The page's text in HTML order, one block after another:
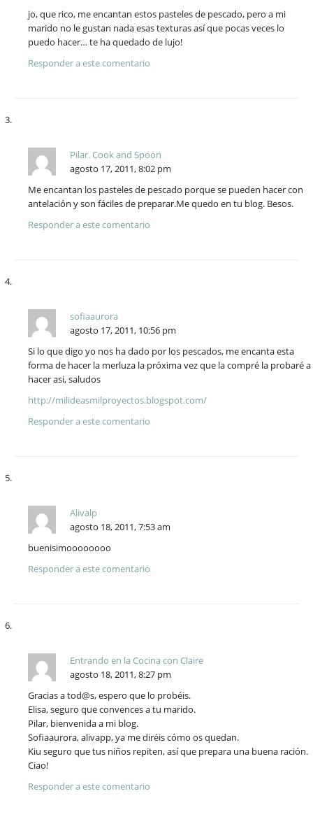
jo, que rico, me encantan estos pasteles de pescado, pero a mi
marido no le gustan nada esas texturas así que pocas veces lo
puedo hacer… te ha quedado de lujo!
Responder a este comentario
Pilar. Cook and Spoon
agosto 17, 2011, 8:02 pm
Me encantan los pasteles de pescado porque se pueden hacer con
antelación y son fáciles de preparar.Me quedo en tu blog. Besos.
Responder a este comentario
sofiaaurora
agosto 17, 2011, 10:56 pm
Si lo que digo yo nos ha dado por los pescados, me encanta esta
forma de hacer la merluza la próxima vez que la compré la probaré a
hacer asi, saludos
http://milideasmilproyectos.blogspot.com/
Responder a este comentario
Alivalp
agosto 18, 2011, 7:53 am
buenisimoooooooo
Responder a este comentario
Entrando en la Cocina con Claire
agosto 18, 2011, 8:27 pm
Gracias a tod@s, espero que lo probéis.
Elisa, seguro que convences a tu marido.
Pilar, bienvenida a mi blog.
Sofiaaurora, alivapp, ya me diréis cómo os quedan.
Kiu seguro que tus niños repiten, así que prepara una buena ración.
Ciao!
Responder a este comentario